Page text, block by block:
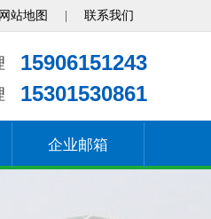
网站地图 联系我们
15906151243
15301530861
企业邮箱